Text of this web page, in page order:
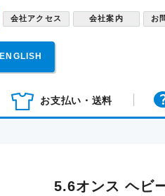
会社アクセス 会社案内 お
ENGLISH
お支払い・送料
5.6オンス ヘビ